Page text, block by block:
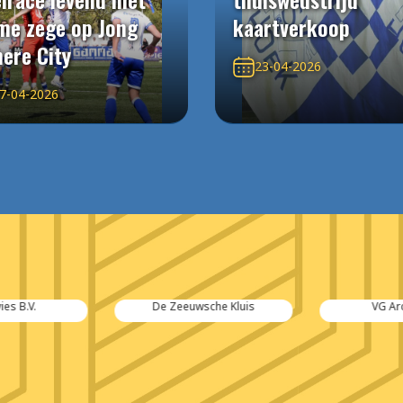
zege op Jong
City
04-2026
kaartverkoop
23-04-2026
B.V. De Zeeuwsche Kluis VG